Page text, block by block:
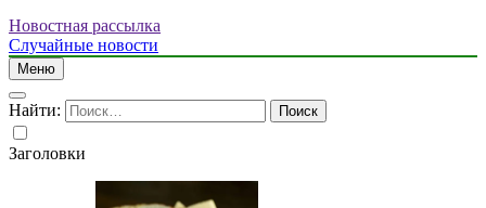
Новостная рассылка
Случайные новости
Меню
Найти:
Заголовки